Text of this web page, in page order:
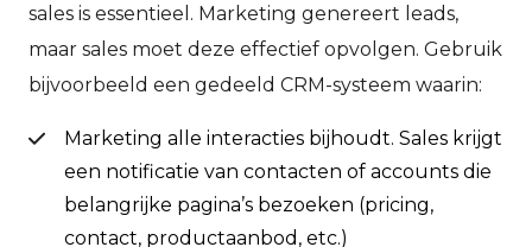
sales is essentieel. Marketing genereert leads,
maar sales moet deze effectief opvolgen. Gebruik
bijvoorbeeld een gedeeld CRM-systeem waarin:
Marketing alle interacties bijhoudt. Sales krijgt
een notificatie van contacten of accounts die
belangrijke pagina’s bezoeken (pricing,
contact, productaanbod, etc.)